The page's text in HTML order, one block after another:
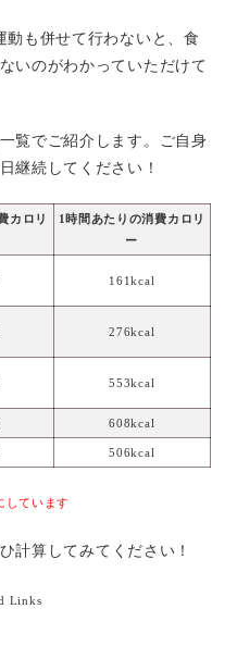
動も併せて行わないと、食
いのがわかっていただけて
覧でご紹介します。ご自身
継続してください！
カロリ
1時間あたりの消費カロリ
ー
161kcal
276kcal
553kcal
608kcal
506kcal
しています
計算してみてください！
Links